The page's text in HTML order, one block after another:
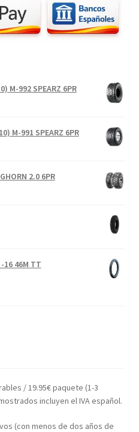
M-992 SPEARZ 6PR
M-991 SPEARZ 6PR
2.0 6PR
16 46M TT
/ 19.95€ paquete (1-3
incluyen el IVA español.
(con menos de dos años de